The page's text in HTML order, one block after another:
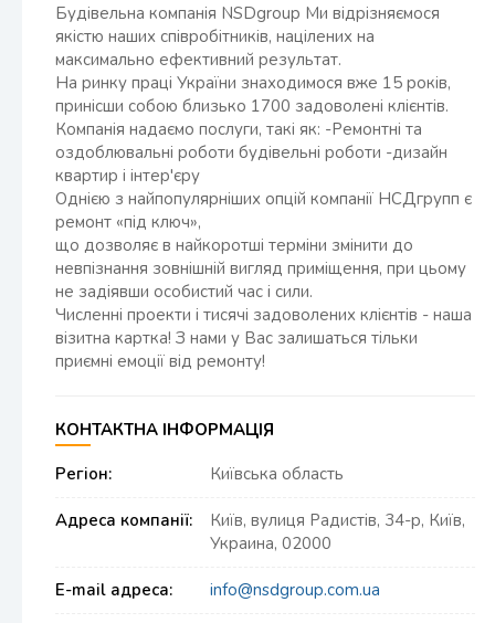
Будівельна компанія NSDgroup Ми відрізняємося
якістю наших співробітників, націлених на
максимально ефективний результат.
На ринку праці України знаходимося вже 15 років,
принісши собою близько 1700 задоволені клієнтів.
Компанія надаємо послуги, такі як: -Ремонтні та
оздоблювальні роботи будівельні роботи -дизайн
квартир і інтер'єру
Однією з найпопулярніших опцій компанії НСДгрупп є
ремонт «під ключ»,
що дозволяє в найкоротші терміни змінити до
невпізнання зовнішній вигляд приміщення, при цьому
не задіявши особистий час і сили.
Численні проекти і тисячі задоволених клієнтів - наша
візитна картка! З нами у Вас залишаться тільки
приємні емоції від ремонту!
КОНТАКТНА ІНФОРМАЦІЯ
Регіон:
Київська область
Адреса компанії:
Київ, вулиця Радистів, 34-р, Київ,
Украина, 02000
E-mail адреса: info@nsdgroup.com.ua